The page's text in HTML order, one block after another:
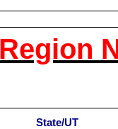
State/UT